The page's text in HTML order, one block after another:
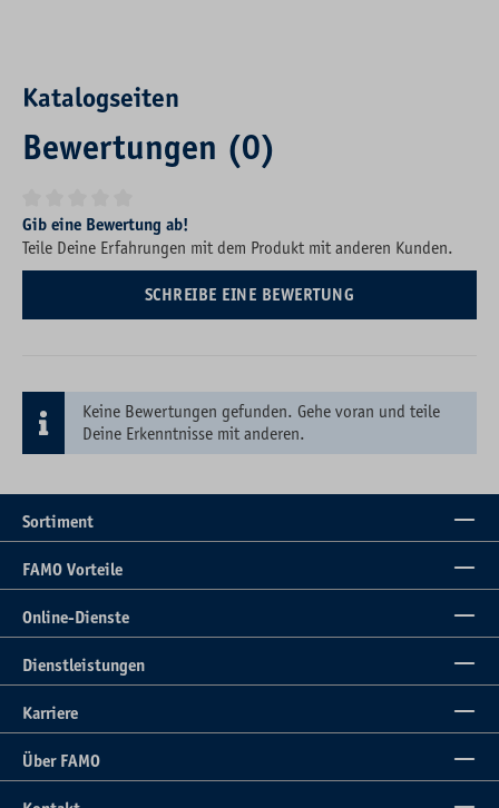
Katalogseiten
Bewertungen (0)
Durchschnittliche Bewertung von 0 von 5 Sternen
Gib eine Bewertung ab!
Teile Deine Erfahrungen mit dem Produkt mit anderen Kunden.
SCHREIBE EINE BEWERTUNG
Keine Bewertungen gefunden. Gehe voran und teile
Deine Erkenntnisse mit anderen.
Sortiment
FAMO Vorteile
Online-Dienste
Dienstleistungen
Karriere
Über FAMO